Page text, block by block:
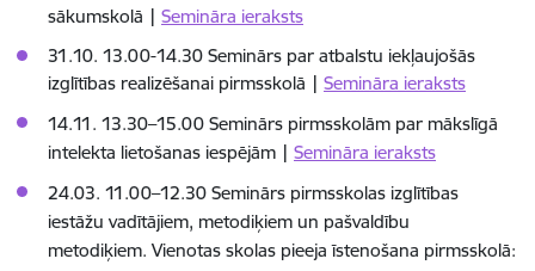
sākumskolā | Semināra ieraksts
31.10. 13.00-14.30 Seminārs par atbalstu iekļaujošās
izglītības realizēšanai pirmsskolā | Semināra ieraksts
14.11. 13.30–15.00 Seminārs pirmsskolām par mākslīgā
intelekta lietošanas iespējām | Semināra ieraksts
24.03. 11.00–12.30 Seminārs pirmsskolas izglītības
iestāžu vadītājiem, metodiķiem un pašvaldību
metodiķiem. Vienotas skolas pieeja īstenošana pirmsskolā: